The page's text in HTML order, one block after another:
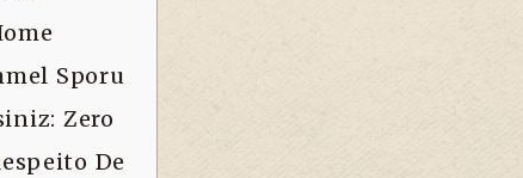
Goblet For Entry Doors And Also
Skill Progression Training
Defense Of The
Sporu
Zero
De